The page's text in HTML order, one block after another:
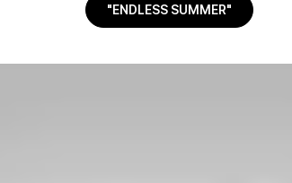
"ENDLESS SUMMER"